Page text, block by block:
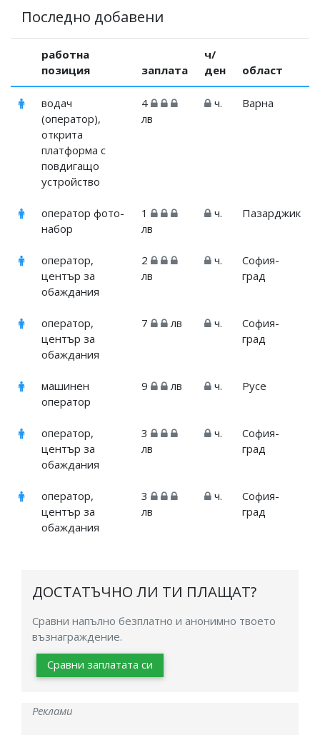
Последно добавени
работна
позиция
заплата
ч/
ден
област
водач
(оператор),
открита
платформа с
повдигащо
устройство
4
лв
ч. Варна
оператор фото-
набор
1
лв
ч. Пазарджик
оператор,
център за
обаждания
2
лв
ч.
София-
град
оператор,
център за
обаждания
7 лв ч.
София-
град
машинен
оператор
9 лв ч. Русе
оператор,
център за
обаждания
3
лв
ч.
София-
град
оператор,
център за
обаждания
3
лв
ч.
София-
град
ДОСТАТЪЧНО ЛИ ТИ ПЛАЩАТ?
Сравни напълно безплатно и анонимно твоето
възнаграждение.
Сравни заплатата си
Реклами